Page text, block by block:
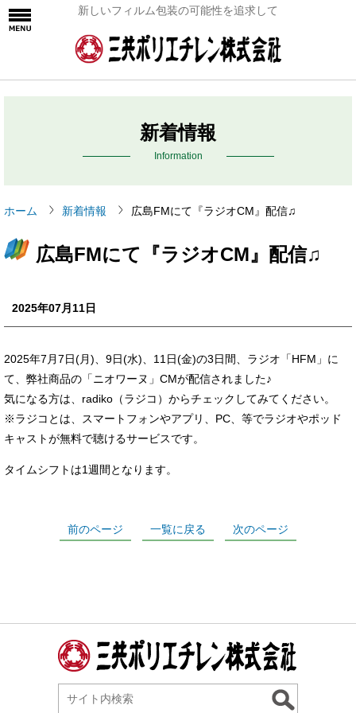
新しいフィルム包装の可能性を追求して
新着情報
Information
ホーム 新着情報 広島FMにて『ラジオCM』配信♫
広島FMにて『ラジオCM』配信♫
2025年07月11日
2025年7月7日(月)、9日(水)、11日(金)の3日間、ラジオ「HFM」に
て、弊社商品の「ニオワーヌ」CMが配信されました♪
気になる方は、radiko（ラジコ）からチェックしてみてください。
※ラジコとは、スマートフォンやアプリ、PC、等でラジオやポッド
キャストが無料で聴けるサービスです。
タイムシフトは1週間となります。
前のページ 一覧に戻る 次のページ